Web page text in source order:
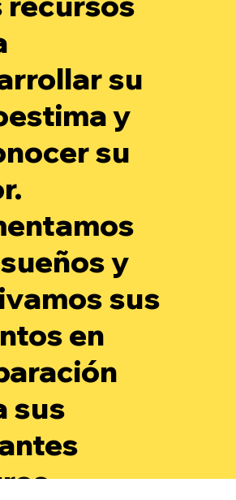
su
y
su
y
sus
en
sus